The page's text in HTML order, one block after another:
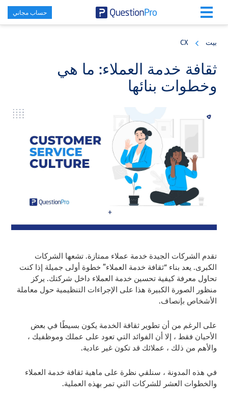
content
حساب مجاني
بيت CX
ثقافة خدمة العملاء: ما هي
وخطوات بنائها
تقدم الشركات الجيدة خدمة عملاء ممتازة. تشعها الشركات
الكبرى. يعد بناء “ثقافة خدمة العملاء” خطوة أولى جميلة إذا كنت
تحاول معرفة كيفية تحسين خدمة العملاء داخل شركتك. يركز
منظور الصورة الكبيرة هذا على الإجراءات التنظيمية حول معاملة
الأشخاص بإنصاف.
على الرغم من أن تطوير ثقافة الخدمة يكون بسيطًا في بعض
الأحيان فقط ، إلا أن الفوائد التي تعود على عملك وموظفيك ،
والأهم من ذلك ، عملائك قد تكون غير عادية.
في هذه المدونة ، سنلقي نظرة على ماهية ثقافة خدمة العملاء
والخطوات العشر للشركات التي تمر بهذه العملية.